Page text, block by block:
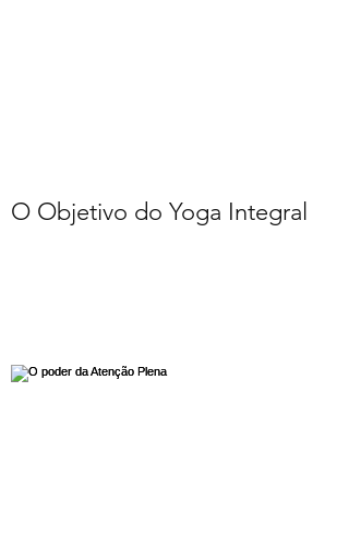
O Objetivo do Yoga Integral